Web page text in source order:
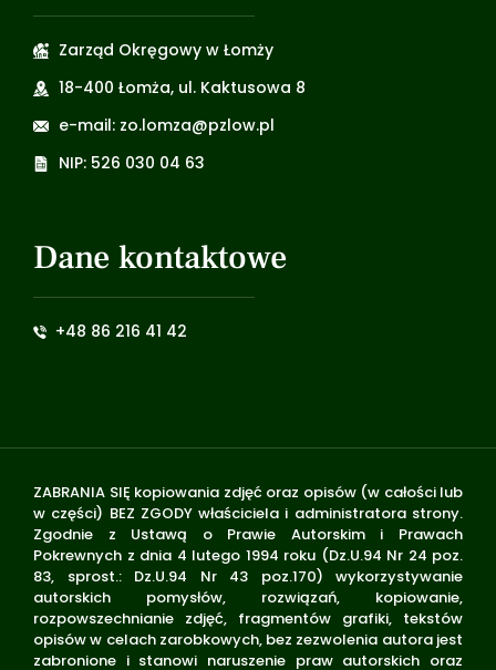
Zarząd Okręgowy w Łomży
18-400 Łomża, ul. Kaktusowa 8
e-mail: zo.lomza@pzlow.pl
NIP: 526 030 04 63
Dane kontaktowe
+48 86 216 41 42
ZABRANIA SIĘ kopiowania zdjęć oraz opisów (w całości lub
w części) BEZ ZGODY właściciela i administratora strony.
Zgodnie z Ustawą o Prawie Autorskim i Prawach
Pokrewnych z dnia 4 lutego 1994 roku (Dz.U.94 Nr 24 poz.
83, sprost.: Dz.U.94 Nr 43 poz.170) wykorzystywanie
autorskich pomysłów, rozwiązań, kopiowanie,
rozpowszechnianie zdjęć, fragmentów grafiki, tekstów
opisów w celach zarobkowych, bez zezwolenia autora jest
zabronione i stanowi naruszenie praw autorskich oraz